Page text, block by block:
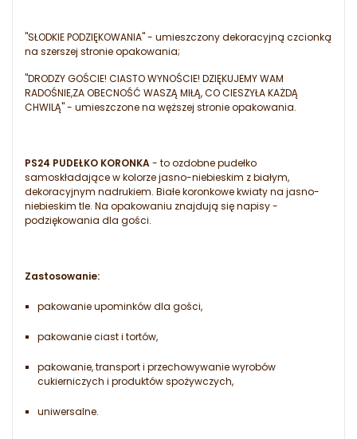
"SŁODKIE PODZIĘKOWANIA" - umieszczony dekoracyjną czcionką
na szerszej stronie opakowania;
"DRODZY GOŚCIE! CIASTO WYNOŚCIE! DZIĘKUJEMY WAM
RADOŚNIE,ZA OBECNOŚĆ WASZĄ MIŁĄ, CO CIESZYŁA KAŻDĄ
CHWILĄ" - umieszczone na węższej stronie opakowania.
PS24 PUDEŁKO KORONKA- to ozdobne pudełko
samoskładające w kolorze jasno-niebieskim z białym,
dekoracyjnym nadrukiem. Białe koronkowe kwiaty na jasno-
niebieskim tle. Na opakowaniu znajdują się napisy -
podziękowania dla gości.
Zastosowanie:
pakowanie upominków dla gości,
pakowanie ciast i tortów,
pakowanie, transport i przechowywanie wyrobów
cukierniczych i produktów spożywczych,
uniwersalne.